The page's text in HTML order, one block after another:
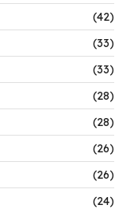
(42)
(33)
(33)
(28)
(28)
(26)
(26)
(24)